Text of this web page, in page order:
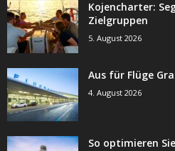
Kojencharter:
Zielgruppen
5. August 2026
Aus für Flüge
4. August 2026
So optimieren